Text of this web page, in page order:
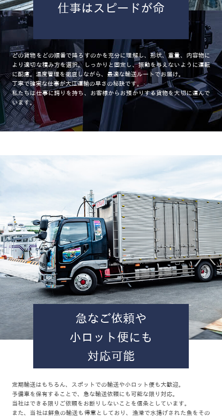
仕事はスピードが命
どの貨物をどの順番で降ろすのかを充分に理解し、形状、重量、内容物に
より適切な積み方を選択。しっかりと固定し、振動を与えないように運転
に配慮。温度管理を徹底しながら、最適な輸送ルートでお届け。
丁寧で確実な仕事が大江運輸の早さの秘訣です。
私たちは仕事に誇りを持ち、お客様からお預かりする貨物を大切に運んで
います。
急なご依頼や
小ロット便にも
対応可能
定期輸送はもちろん、スポットでの輸送や小ロット便も⼤歓迎。
予備⾞を保有することで、急な輸送依頼にも可能な限り対応。
当社はできる限りご依頼をお断りしないことを信条としています。
また、当社は鮮⿂の輸送も得意としており、漁港で水揚げされた魚をその